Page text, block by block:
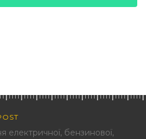
електричної, бензинової,